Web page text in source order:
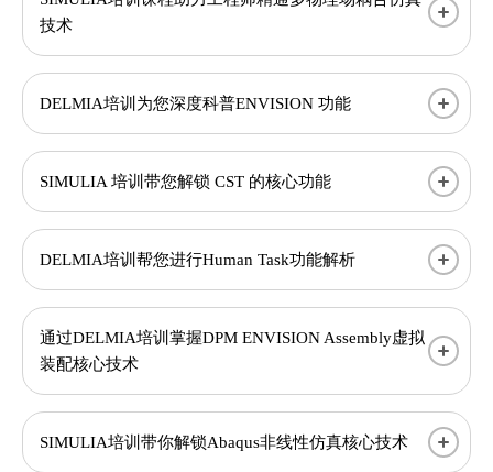
技术
DELMIA培训为您深度科普ENVISION 功能
SIMULIA 培训带您解锁 CST 的核心功能
DELMIA培训帮您进行Human Task功能解析
通过DELMIA培训掌握DPM ENVISION Assembly虚拟
装配核心技术
SIMULIA培训带你解锁Abaqus非线性仿真核心技术